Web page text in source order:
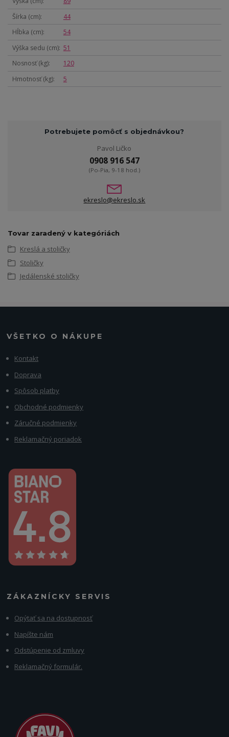
Šírka (cm)
44
Hĺbka (cm)
54
Výška sedu (cm) 51
Nosnosť (kg)
120
Hmotnosť (kg)
5
Potrebujete pomôcť s objednávkou?
Pavol Ličko
0908 916 547
(Po-Pia, 9-18 hod.)
ekreslo@ekreslo.sk
Tovar zaradený v kategóriách
Kreslá a stoličky
Stoličky
Jedálenské stoličky
VŠETKO O NÁKUPE
Kontakt
Doprava
Spôsob platby
Obchodné podmienky
Záručné podmienky
Reklamačný poriadok
ZÁKAZNÍCKY SERVIS
Opýtať sa na dostupnosť
Napíšte nám
Odstúpenie od zmluvy
Reklamačný formulár.